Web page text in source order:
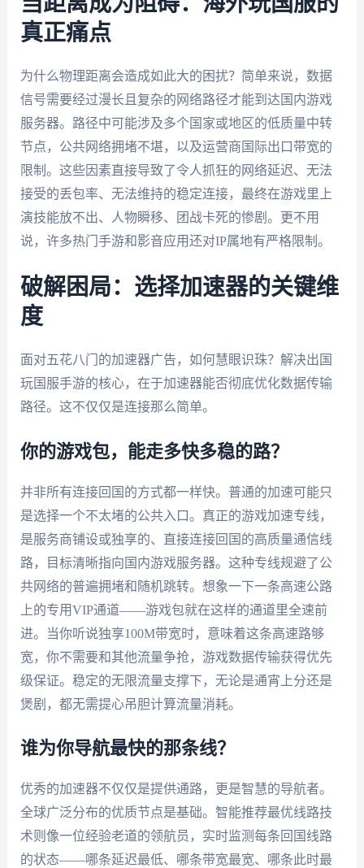
真正痛点
为什么物理距离会造成如此大的困扰？简单来说，数据
信号需要经过漫长且复杂的网络路径才能到达国内游戏
服务器。路径中可能涉及多个国家或地区的低质量中转
节点，公共网络拥堵不堪，以及运营商国际出口带宽的
限制。这些因素直接导致了令人抓狂的网络延迟、无法
接受的丢包率、无法维持的稳定连接，最终在游戏里上
演技能放不出、人物瞬移、团战卡死的惨剧。更不用
说，许多热门手游和影音应用还对IP属地有严格限制。
破解困局：选择加速器的关键维
度
面对五花八门的加速器广告，如何慧眼识珠？解决出国
玩国服手游的核心，在于加速器能否彻底优化数据传输
路径。这不仅仅是连接那么简单。
你的游戏包，能走多快多稳的路？
并非所有连接回国的方式都一样快。普通的加速可能只
是选择一个不太堵的公共入口。真正的游戏加速专线，
是服务商铺设或独享的、直接连接回国的高质量通信线
路，目标清晰指向国内游戏服务器。这种专线规避了公
共网络的普遍拥堵和随机跳转。想象一下一条高速公路
上的专用VIP通道——游戏包就在这样的通道里全速前
进。当你听说独享100M带宽时，意味着这条高速路够
宽，你不需要和其他流量争抢，游戏数据传输获得优先
级保证。稳定的无限流量支撑下，无论是通宵上分还是
煲剧，都无需提心吊胆计算流量消耗。
谁为你导航最快的那条线？
优秀的加速器不仅仅是提供通路，更是智慧的导航者。
全球广泛分布的优质节点是基础。智能推荐最优线路技
术则像一位经验老道的领航员，实时监测每条回国线路
的状态——哪条延迟最低、哪条带宽最宽、哪条此时最